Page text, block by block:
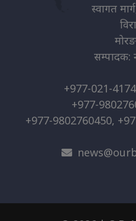
स्वागत
सम्पादक:
+977-021-
+977-
+977-9802760450,